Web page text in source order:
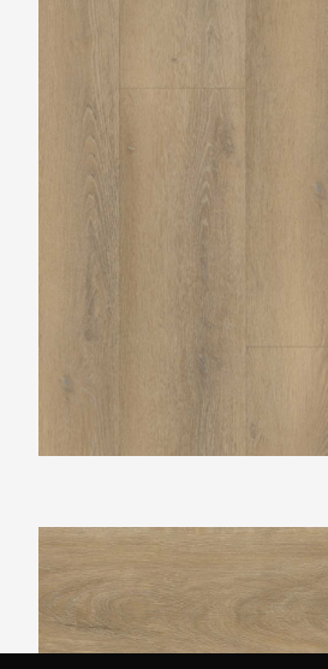
Ambiant Robusto Natural Oak